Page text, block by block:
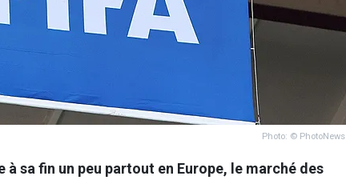
Photo: © PhotoNews
sa fin un peu partout en Europe, le marché des